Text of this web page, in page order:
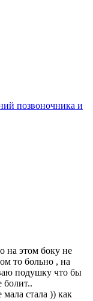
позвоночника и
на этом боку не
то больно , на
подушку что бы
болит..
стала )) как